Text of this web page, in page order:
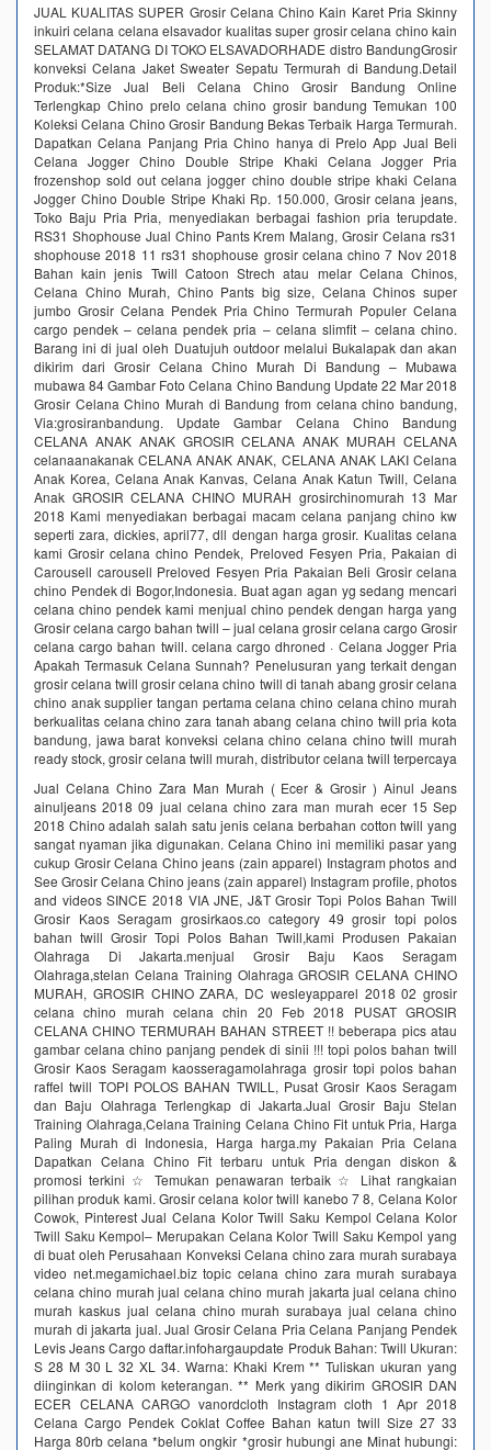
JUAL KUALITAS SUPER Grosir Celana Chino Kain Karet Pria Skinny
inkuiri celana celana elsavador kualitas super grosir celana chino kain
SELAMAT DATANG DI TOKO ELSAVADORHADE distro BandungGrosir
konveksi Celana Jaket Sweater Sepatu Termurah di Bandung.Detail
Produk:*Size Jual Beli Celana Chino Grosir Bandung Online
Terlengkap Chino prelo celana chino grosir bandung Temukan 100
Koleksi Celana Chino Grosir Bandung Bekas Terbaik Harga Termurah.
Dapatkan Celana Panjang Pria Chino hanya di Prelo App Jual Beli
Celana Jogger Chino Double Stripe Khaki Celana Jogger Pria
frozenshop sold out celana jogger chino double stripe khaki Celana
Jogger Chino Double Stripe Khaki Rp. 150.000, Grosir celana jeans,
Toko Baju Pria Pria, menyediakan berbagai fashion pria terupdate.
RS31 Shophouse Jual Chino Pants Krem Malang, Grosir Celana rs31
shophouse 2018 11 rs31 shophouse grosir celana chino 7 Nov 2018
Bahan kain jenis Twill Catoon Strech atau melar Celana Chinos,
Celana Chino Murah, Chino Pants big size, Celana Chinos super
jumbo Grosir Celana Pendek Pria Chino Termurah Populer Celana
cargo pendek – celana pendek pria – celana slimfit – celana chino.
Barang ini di jual oleh Duatujuh outdoor melalui Bukalapak dan akan
dikirim dari Grosir Celana Chino Murah Di Bandung – Mubawa
mubawa 84 Gambar Foto Celana Chino Bandung Update 22 Mar 2018
Grosir Celana Chino Murah di Bandung from celana chino bandung,
Via:grosiranbandung. Update Gambar Celana Chino Bandung
CELANA ANAK ANAK GROSIR CELANA ANAK MURAH CELANA
celanaanakanak CELANA ANAK ANAK, CELANA ANAK LAKI Celana
Anak Korea, Celana Anak Kanvas, Celana Anak Katun Twill, Celana
Anak GROSIR CELANA CHINO MURAH grosirchinomurah 13 Mar
2018 Kami menyediakan berbagai macam celana panjang chino kw
seperti zara, dickies, april77, dll dengan harga grosir. Kualitas celana
kami Grosir celana chino Pendek, Preloved Fesyen Pria, Pakaian di
Carousell carousell Preloved Fesyen Pria Pakaian Beli Grosir celana
chino Pendek di Bogor,Indonesia. Buat agan agan yg sedang mencari
celana chino pendek kami menjual chino pendek dengan harga yang
Grosir celana cargo bahan twill – jual celana grosir celana cargo Grosir
celana cargo bahan twill. celana cargo dhroned · Celana Jogger Pria
Apakah Termasuk Celana Sunnah? Penelusuran yang terkait dengan
grosir celana twill grosir celana chino twill di tanah abang grosir celana
chino anak supplier tangan pertama celana chino celana chino murah
berkualitas celana chino zara tanah abang celana chino twill pria kota
bandung, jawa barat konveksi celana chino celana chino twill murah
ready stock, grosir celana twill murah, distributor celana twill terpercaya
Jual Celana Chino Zara Man Murah ( Ecer & Grosir ) Ainul Jeans
ainuljeans 2018 09 jual celana chino zara man murah ecer 15 Sep
2018 Chino adalah salah satu jenis celana berbahan cotton twill yang
sangat nyaman jika digunakan. Celana Chino ini memiliki pasar yang
cukup Grosir Celana Chino jeans (zain apparel) Instagram photos and
See Grosir Celana Chino jeans (zain apparel) Instagram profile, photos
and videos SINCE 2018 VIA JNE, J&T Grosir Topi Polos Bahan Twill
Grosir Kaos Seragam grosirkaos.co category 49 grosir topi polos
bahan twill Grosir Topi Polos Bahan Twill,kami Produsen Pakaian
Olahraga Di Jakarta.menjual Grosir Baju Kaos Seragam
Olahraga,stelan Celana Training Olahraga GROSIR CELANA CHINO
MURAH, GROSIR CHINO ZARA, DC wesleyapparel 2018 02 grosir
celana chino murah celana chin 20 Feb 2018 PUSAT GROSIR
CELANA CHINO TERMURAH BAHAN STREET !! beberapa pics atau
gambar celana chino panjang pendek di sinii !!! topi polos bahan twill
Grosir Kaos Seragam kaosseragamolahraga grosir topi polos bahan
raffel twill TOPI POLOS BAHAN TWILL, Pusat Grosir Kaos Seragam
dan Baju Olahraga Terlengkap di Jakarta.Jual Grosir Baju Stelan
Training Olahraga,Celana Training Celana Chino Fit untuk Pria, Harga
Paling Murah di Indonesia, Harga harga.my Pakaian Pria Celana
Dapatkan Celana Chino Fit terbaru untuk Pria dengan diskon &
promosi terkini ☆ Temukan penawaran terbaik ☆ Lihat rangkaian
pilihan produk kami. Grosir celana kolor twill kanebo 7 8, Celana Kolor
Cowok, Pinterest Jual Celana Kolor Twill Saku Kempol Celana Kolor
Twill Saku Kempol– Merupakan Celana Kolor Twill Saku Kempol yang
di buat oleh Perusahaan Konveksi Celana chino zara murah surabaya
video net.megamichael.biz topic celana chino zara murah surabaya
celana chino murah jual celana chino murah jakarta jual celana chino
murah kaskus jual celana chino murah surabaya jual celana chino
murah di jakarta jual. Jual Grosir Celana Pria Celana Panjang Pendek
Levis Jeans Cargo daftar.infohargaupdate Produk Bahan: Twill Ukuran:
S 28 M 30 L 32 XL 34. Warna: Khaki Krem ** Tuliskan ukuran yang
diinginkan di kolom keterangan. ** Merk yang dikirim GROSIR DAN
ECER CELANA CARGO vanordcloth Instagram cloth 1 Apr 2018
Celana Cargo Pendek Coklat Coffee Bahan katun twill Size 27 33
Harga 80rb celana *belum ongkir *grosir hubungi ane Minat hubungi: